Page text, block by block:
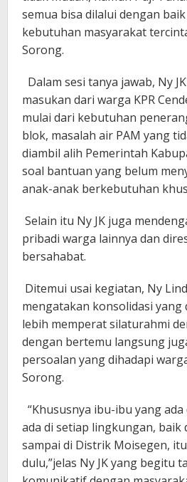
semua bisa dilalui dengan
kebutuhan masyarakat
Sorong.
Dalam sesi tanya jawab, Ny
masukan dari warga KPR
mulai dari kebutuhan
blok, masalah air PAM yang
diambil alih Pemerintah
soal bantuan yang belum
anak-anak berkebutuhan
Selain itu Ny JK juga
pribadi warga lainnya dan
bersahabat.
Ditemui usai kegiatan, Ny
mengatakan konsolidasi yang
lebih memperat silaturahmi
dengan bertemu langsung
persoalan yang dihadapi
Sorong.
“Khususnya ibu-ibu yang
ada di setiap lingkungan, baik
sampai di Distrik Moisegen,
dulu,”jelas Ny JK yang begitu